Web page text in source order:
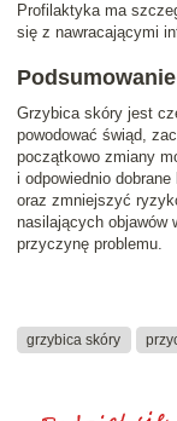
Profilaktyka ma
się z nawracającymi
Podsumowanie
Grzybica skóry jest
powodować świąd,
początkowo zmiany
i odpowiednio
oraz zmniejszyć
nasilających objawów
przyczynę problemu.
grzybica skóry